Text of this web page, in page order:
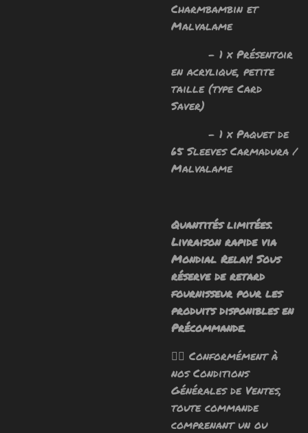
Charmbambin et
Malvalame
- 1 x Présentoir
en acrylique, petite
taille (type Card
Saver)
- 1 x Paquet de
65 Sleeves Carmadura /
Malvalame
Quantités limitées.
Livraison rapide via
Mondial Relay! Sous
réserve de retard
fournisseur pour les
produits disponibles en
Précommande.
🧙‍♂️ Conformément à
nos Conditions
Générales de Ventes,
toute commande
comprenant un ou